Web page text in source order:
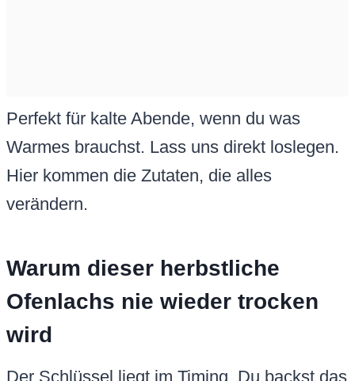
Perfekt für kalte Abende, wenn du was
Warmes brauchst. Lass uns direkt loslegen.
Hier kommen die Zutaten, die alles
verändern.
Warum dieser herbstliche
Ofenlachs nie wieder trocken
wird
Der Schlüssel liegt im Timing. Du backst das